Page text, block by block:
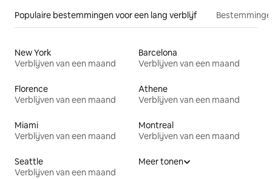
Populaire bestemmingen voor een lang verblijf
New York
Verblijven van een maand
Barcelona
Verblijven van een maand
Florence
Verblijven van een maand
Athene
Verblijven van een maand
Miami
Verblijven van een maand
Montreal
Verblijven van een maand
Seattle
Verblijven van een maand
Meer tonen